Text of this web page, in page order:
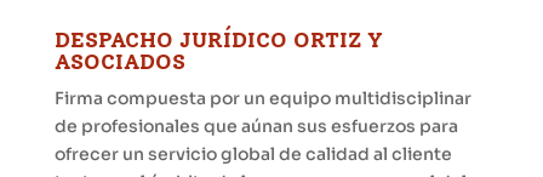
DESPACHO JURÍDICO ORTIZ Y
ASOCIADOS
Firma compuesta por un equipo multidisciplinar
de profesionales que aúnan sus esfuerzos para
ofrecer un servicio global de calidad al cliente